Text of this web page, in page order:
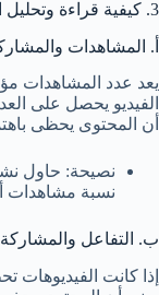
3. كيفية قراءة وتحليل البيانات في TikTok Analytics
أ. المشاهدات
يعد عدد المشاهدات
الفيديو يحصل على
أن المحتوى يحظى
نصيحة: حاول
نسبة مشاهدات
ب. التفاعل والمشاركة
إذا كانت الفيديوهات